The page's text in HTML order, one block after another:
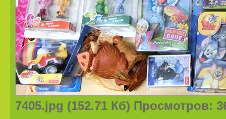
7405.jpg (152.71 Кб) Просмотров: